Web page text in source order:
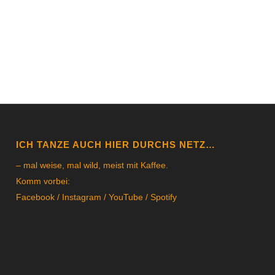
ICH TANZE AUCH HIER DURCHS NETZ…
– mal weise, mal wild, meist mit Kaffee.
Komm vorbei:
Facebook / Instagram /YouTube /Spotify